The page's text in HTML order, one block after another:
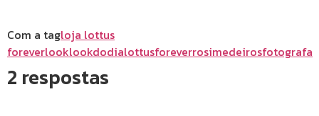
Com a tagloja lottus
foreverlooklookdodialottusforeverrosimedeirosfotografa
2 respostas